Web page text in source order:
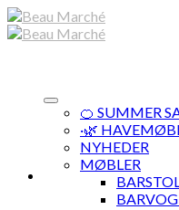
Skip
to
🍊 SUMMER
·🌿
NYHEDER
MØBLER